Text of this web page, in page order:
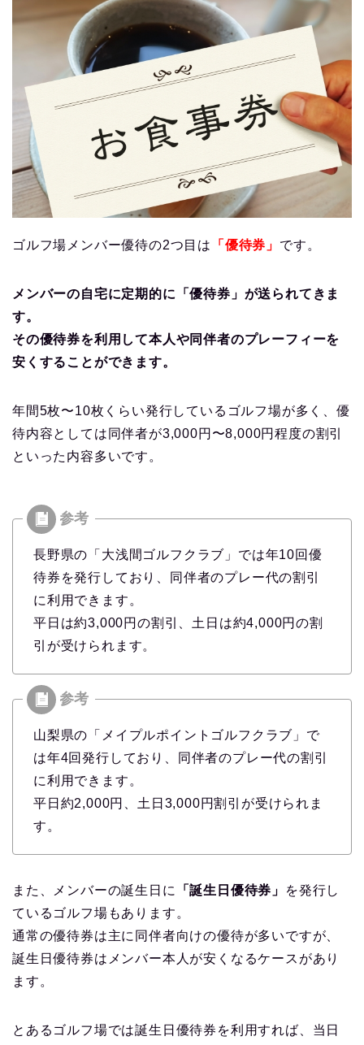
ゴルフ場メンバー優待の2つ目は 「優待券」 です。
メンバーの自宅に定期的に「優待券」が送られてきま
す。
その優待券を利用して本人や同伴者のプレーフィーを
安くすることができます。
年間5枚〜10枚くらい発行しているゴルフ場が多く、優
待内容としては同伴者が3,000円〜8,000円程度の割引
といった内容多いです。
長野県の「大浅間ゴルフクラブ」では年10回優
待券を発行しており、同伴者のプレー代の割引
に利用できます。
平日は約3,000円の割引、土日は約4,000円の割
引が受けられます。
山梨県の「メイプルポイントゴルフクラブ」で
は年4回発行しており、同伴者のプレー代の割引
に利用できます。
平日約2,000円、土日3,000円割引が受けられま
す。
また、メンバーの誕生日に 「誕生日優待券」
を発行し
ているゴルフ場もあります。
通常の優待券は主に同伴者向けの優待が多いですが、
誕生日優待券はメンバー本人が安くなるケースがあり
ます。
とあるゴルフ場では誕生日優待券を利用すれば、当日